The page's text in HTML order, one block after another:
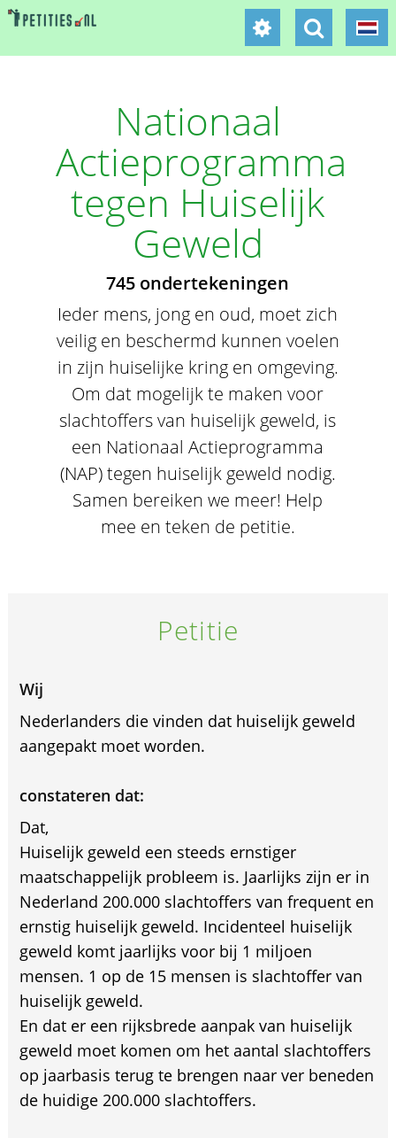
Nationaal
Actieprogramma
tegen Huiselijk
Geweld
745 ondertekeningen
Ieder mens, jong en oud, moet zich
veilig en beschermd kunnen voelen
in zijn huiselijke kring en omgeving.
Om dat mogelijk te maken voor
slachtoffers van huiselijk geweld, is
een Nationaal Actieprogramma
(NAP) tegen huiselijk geweld nodig.
Samen bereiken we meer! Help
mee en teken de petitie.
Petitie
Wij
Nederlanders die vinden dat huiselijk geweld
aangepakt moet worden.
constateren dat:
Dat,
Huiselijk geweld een steeds ernstiger
maatschappelijk probleem is. Jaarlijks zijn er in
Nederland 200.000 slachtoffers van frequent en
ernstig huiselijk geweld. Incidenteel huiselijk
geweld komt jaarlijks voor bij 1 miljoen
mensen. 1 op de 15 mensen is slachtoffer van
huiselijk geweld.
En dat er een rijksbrede aanpak van huiselijk
geweld moet komen om het aantal slachtoffers
op jaarbasis terug te brengen naar ver beneden
de huidige 200.000 slachtoffers.